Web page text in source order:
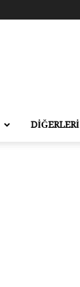
DİĞERLERİ